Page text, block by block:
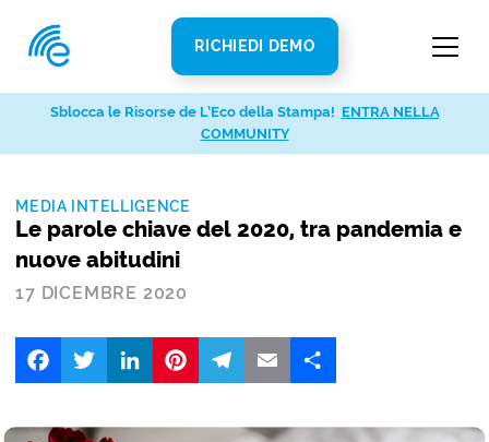
RICHIEDI DEMO
MEDIA INTELLIGENCE
Le parole chiave del 2020, tra pandemia e
nuove abitudini
17 DICEMBRE 2020
FacebookTwitter LinkedIn
Sblocca le Risorse de L’Eco della Stampa! ENTRA NELLA
COMMUNITY